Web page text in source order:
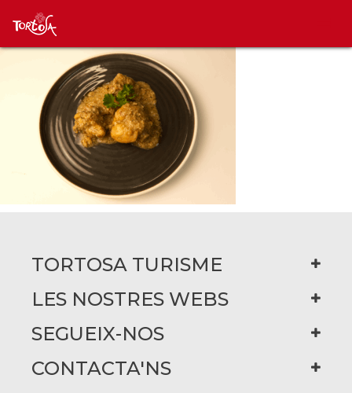
TORTOSA TURISME
LES NOSTRES WEBS
SEGUEIX-NOS
CONTACTA'NS